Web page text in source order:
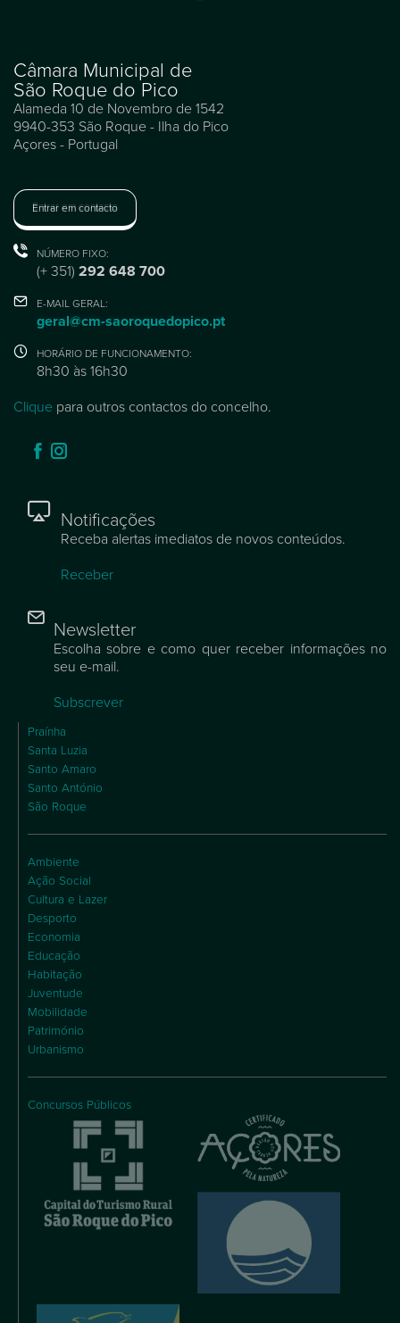
Câmara Municipal de
São Roque do Pico
Alameda 10 de Novembro de 1542
9940-353 São Roque - Ilha do Pico
Açores - Portugal
Entrar em contacto
NÚMERO FIXO:
(+ 351) 292 648 700
E-MAIL GERAL:
geral@cm-saoroquedopico.pt
HORÁRIO DE FUNCIONAMENTO:
8h30 às 16h30
Clique para outros contactos do concelho.
Notificações
Receba alertas imediatos de novos conteúdos.
Receber
Newsletter
Escolha sobre e como quer receber informações no
seu e-mail.
Subscrever
Praínha
Santa Luzia
Santo Amaro
Santo António
São Roque
Ambiente
Ação Social
Cultura e Lazer
Desporto
Economia
Educação
Habitação
Juventude
Mobilidade
Património
Urbanismo
Concursos Públicos